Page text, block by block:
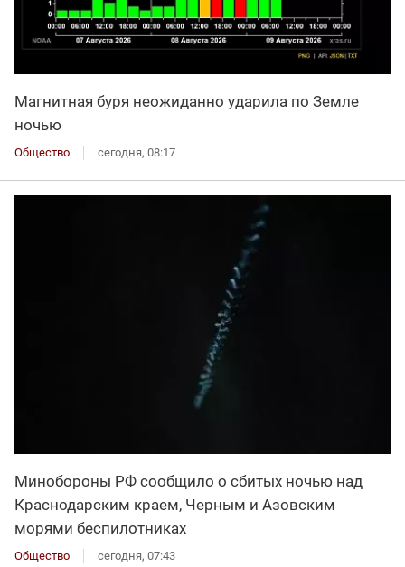
Магнитная буря неожиданно ударила по Земле
ночью
Общество сегодня, 08:17
Минобороны РФ сообщило о сбитых ночью над
Краснодарским краем, Черным и Азовским
морями беспилотниках
Общество сегодня, 07:43